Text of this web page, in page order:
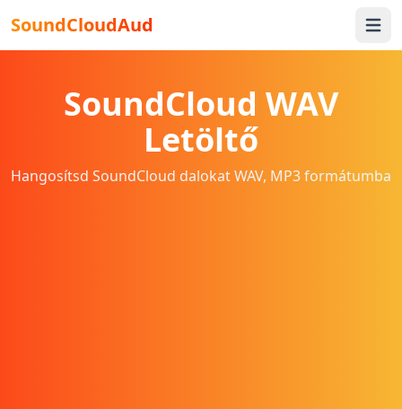
SoundCloudAud Open
SoundCloud WAV
Letöltő
Hangosítsd SoundCloud dalokat WAV, MP3 formátumba